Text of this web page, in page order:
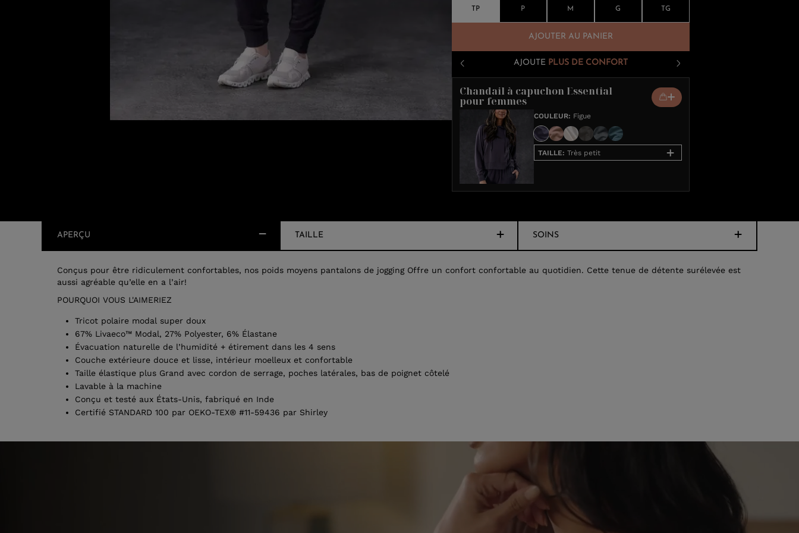
TP P M G TG
AJOUTER AU PANIER
AJOUTE PLUS DE CONFORT
Chandail à capuchon Essential
pour femmes
COULEUR: Figue
TAILLE: Très petit
APERÇU TAILLE SOINS
Conçus pour être ridiculement confortables, nos poids moyens pantalons de jogging Offre un confort confortable au quotidien. Cette tenue de détente surélevée est
aussi agréable qu’elle en a l’air!
POURQUOI VOUS L'AIMERIEZ
Tricot polaire modal super doux
67% Livaeco™ Modal, 27% Polyester, 6% Élastane
Évacuation naturelle de l’humidité + étirement dans les 4 sens
Couche extérieure douce et lisse, intérieur moelleux et confortable
Taille élastique plus Grand avec cordon de serrage, poches latérales, bas de poignet côtelé
Lavable à la machine
Conçu et testé aux États-Unis, fabriqué en Inde
Certifié STANDARD 100 par OEKO-TEX® #11-59436 par Shirley